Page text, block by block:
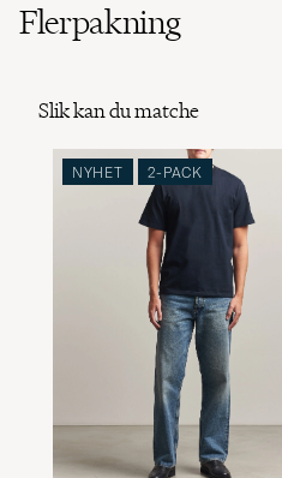
Flerpakning
Slik kan du matche
NYHET 2-PACK